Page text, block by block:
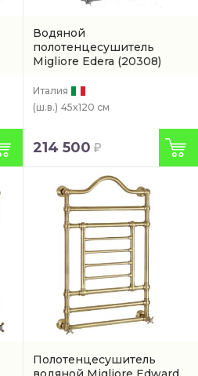
Водяной
полотенцесушитель
Migliore Edera (20308)
Италия
(ш.в.) 45x120 см
214 500
Полотенцесушитель